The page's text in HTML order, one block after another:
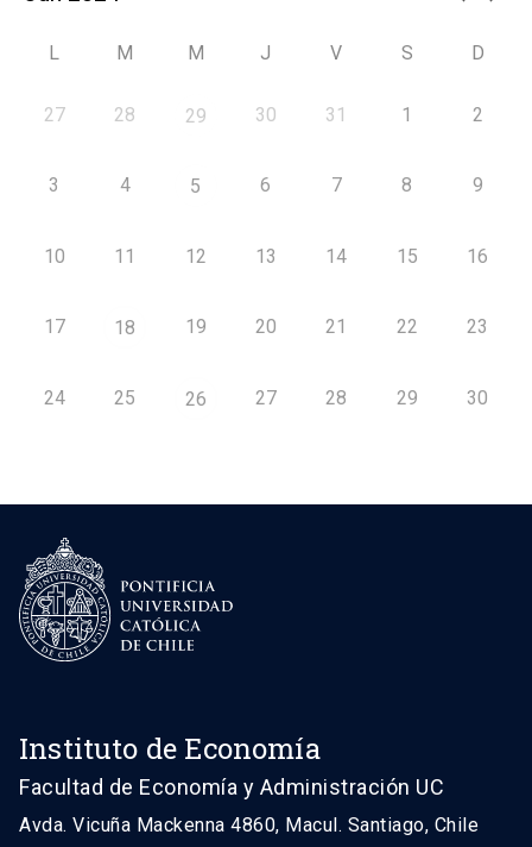
L M M J V S D
27 28 29 30 31 1 2
3 4 5 6 7 8 9
10 11 12 13 14 15 16
17 18 19 20 21 22 23
24 25 26 27 28 29 30
Instituto de Economía
Facultad de Economía y Administración UC
Avda. Vicuña Mackenna 4860, Macul. Santiago, Chile